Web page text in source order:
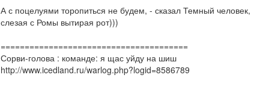
А с поцелуями торопиться не будем, - сказал Темный человек,
слезая с Ромы вытирая рот)))
=======================================
Сорви-голова : команде: я щас уйду на шиш
http://www.icedland.ru/warlog.php?logid=8586789